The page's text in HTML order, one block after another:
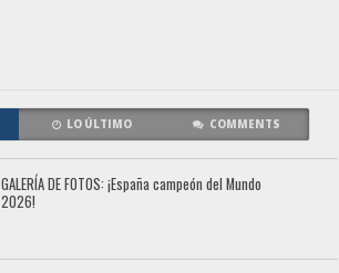
LO ÚLTIMO COMMENTS
GALERÍA DE FOTOS: ¡España campeón del Mundo
2026!